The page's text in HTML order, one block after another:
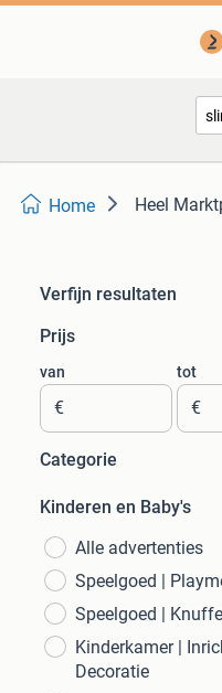
Home Heel
Verfijn resultaten
Prijs
van
€
tot
€
Categorie
Kinderen en Baby's
Alle advertenties
Speelgoed |
Speelgoed |
Kinderkamer |
Decoratie